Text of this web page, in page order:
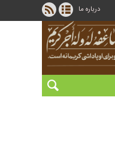
درباره ما